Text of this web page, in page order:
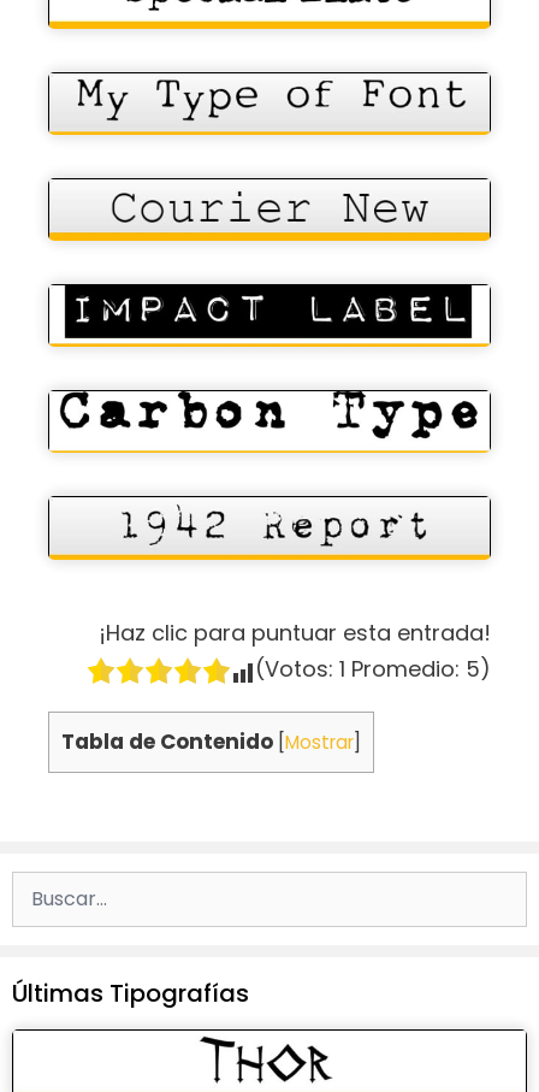
¡Haz clic para puntuar esta entrada!
(Votos: 1 Promedio: 5)
Tabla de Contenido [Mostrar]
Últimas Tipografías